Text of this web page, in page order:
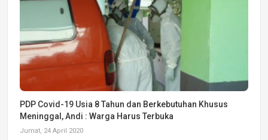
PDP Covid-19 Usia 8 Tahun dan Berkebutuhan Khusus
Meninggal, Andi : Warga Harus Terbuka
Jumat, 24 April 2020